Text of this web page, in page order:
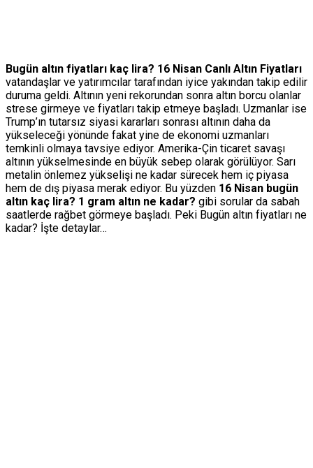
Bugün altın fiyatları kaç lira? 16 Nisan Canlı Altın Fiyatları
vatandaşlar ve yatırımcılar tarafından iyice yakından takip edilir
duruma geldi. Altının yeni rekorundan sonra altın borcu olanlar
strese girmeye ve fiyatları takip etmeye başladı. Uzmanlar ise
Trump’ın tutarsız siyasi kararları sonrası altının daha da
yükseleceği yönünde fakat yine de ekonomi uzmanları
temkinli olmaya tavsiye ediyor. Amerika-Çin ticaret savaşı
altının yükselmesinde en büyük sebep olarak görülüyor. Sarı
metalin önlemez yükselişi ne kadar sürecek hem iç piyasa
hem de dış piyasa merak ediyor. Bu yüzden 16 Nisan bugün
altın kaç lira? 1 gram altın ne kadar? gibi sorular da sabah
saatlerde rağbet görmeye başladı. Peki Bugün altın fiyatları ne
kadar? İşte detaylar…